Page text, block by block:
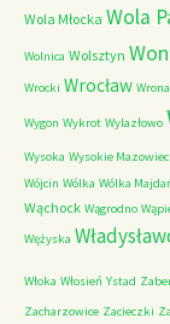
Wola Młocka Wola
Wolnica Wolsztyn
Wrocki Wrocław Wrona
Wygon Wykrot Wylazłowo
Wysoka Wysokie
Wójcin Wólka Wólka
Wąchock Wągrodno
Wężyska
Włoka Włosień Ystad
Zacharzowice Zacieczki